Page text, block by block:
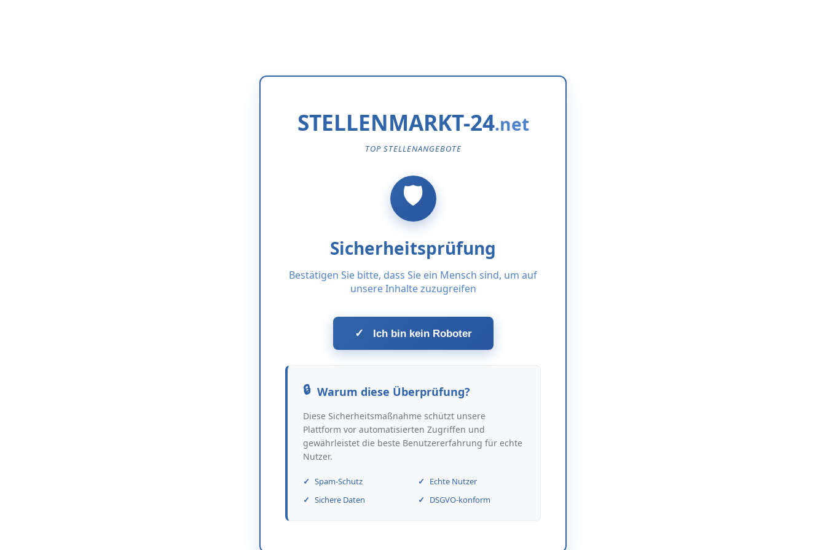
STELLENMARKT-24
TOP STELLENANGEBOTE
Sicherheitsprüfung
Bestätigen Sie bitte, dass Sie ein Mensch sind, um auf
unsere Inhalte zuzugreifen
✓ Ich bin kein Roboter
Warum diese Überprüfung?
Diese Sicherheitsmaßnahme schützt unsere
Plattform vor automatisierten Zugriffen und
gewährleistet die beste Benutzererfahrung für echte
Nutzer.
Spam-Schutz
Echte Nutzer
Sichere Daten
DSGVO-konform